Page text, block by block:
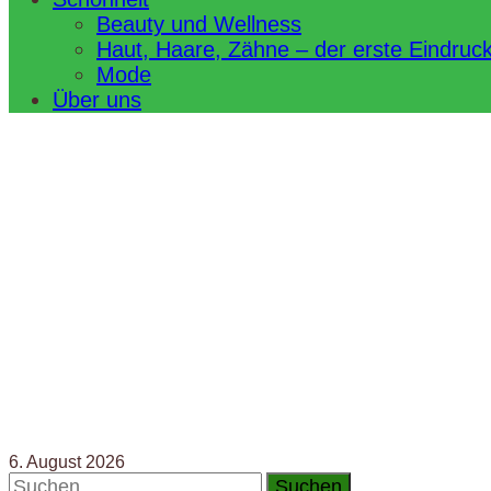
Beauty und Wellness
Haut, Haare, Zähne – der erste
Mode
Über uns
6. August 2026
Suchen